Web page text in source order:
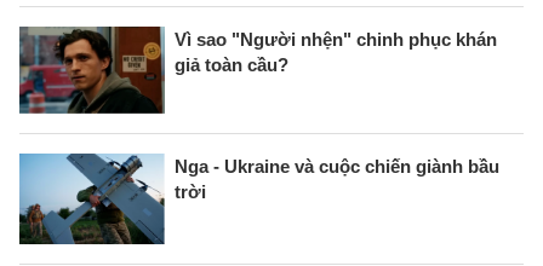
Vì sao "Người nhện" chinh phục khán
giả toàn cầu?
Nga - Ukraine và cuộc chiến giành bầu
trời